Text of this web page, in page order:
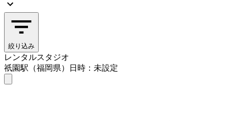
絞り込み
レンタルスタジオ
祇園駅（福岡県）
日時：未設定